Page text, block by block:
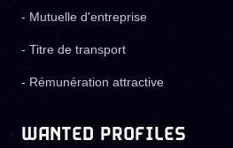
- Mutuelle d'entreprise
- Titre de transport
- Rémunération attractive
WANTED PROFILES